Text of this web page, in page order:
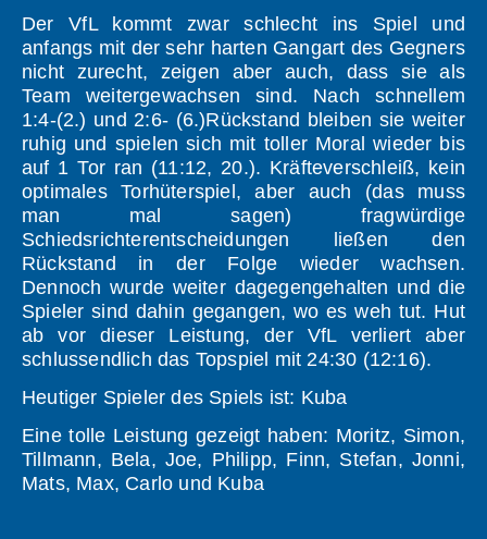
Der VfL kommt zwar schlecht ins Spiel und
anfangs mit der sehr harten Gangart des Gegners
nicht zurecht, zeigen aber auch, dass sie als
Team weitergewachsen sind. Nach schnellem
1:4-(2.) und 2:6- (6.)Rückstand bleiben sie weiter
ruhig und spielen sich mit toller Moral wieder bis
auf 1 Tor ran (11:12, 20.). Kräfteverschleiß, kein
optimales Torhüterspiel, aber auch (das muss
man mal sagen) fragwürdige
Schiedsrichterentscheidungen ließen den
Rückstand in der Folge wieder wachsen.
Dennoch wurde weiter dagegengehalten und die
Spieler sind dahin gegangen, wo es weh tut. Hut
ab vor dieser Leistung, der VfL verliert aber
schlussendlich das Topspiel mit 24:30 (12:16).
Heutiger Spieler des Spiels ist: Kuba
Eine tolle Leistung gezeigt haben: Moritz, Simon,
Tillmann, Bela, Joe, Philipp, Finn, Stefan, Jonni,
Mats, Max, Carlo und Kuba